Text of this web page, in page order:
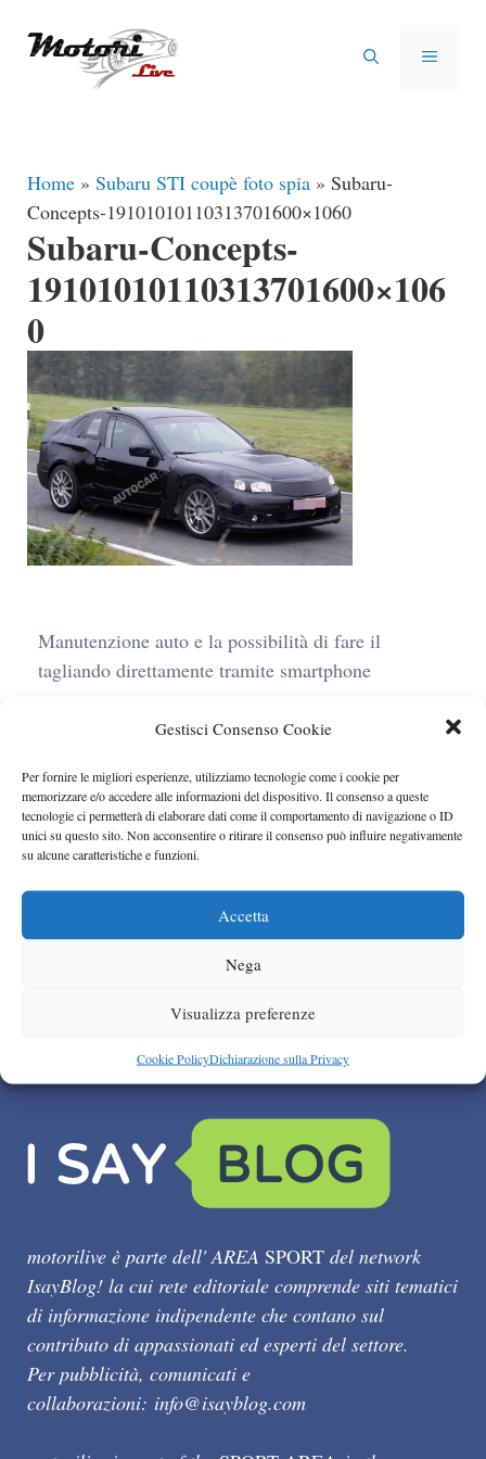
Gestisci Consenso Cookie
Per fornire le migliori esperienze, utilizziamo tecnologie come i cookie per
memorizzare e/o accedere alle informazioni del dispositivo. Il consenso a queste
tecnologie ci permetterà di elaborare dati come il comportamento di navigazione o ID
unici su questo sito. Non acconsentire o ritirare il consenso può influire negativamente
su alcune caratteristiche e funzioni.
Accetta
Nega
Visualizza preferenze
Cookie PolicyDichiarazione sulla Privacy
MENU
Home » Subaru STI coupè foto spia » Subaru-
Concepts-19101010110313701600×1060
Subaru-Concepts-
19101010110313701600×106
0
Manutenzione auto e la possibilità di fare il
tagliando direttamente tramite smartphone
scarico aftermarket omologato
Audi Q4 e-Tron 40 Business elettrica: mobilità
sostenibile, stile, anche con noleggio a lungo
termine
Le caratteristiche del motore Turbo 100 di
motorilive è parte dell' AREA SPORT del network
IsayBlog! la cui rete editoriale comprende siti tematici
di informazione indipendente che contano sul
contributo di appassionati ed esperti del settore.
Per pubblicità, comunicati e
collaborazioni: info@isayblog.com